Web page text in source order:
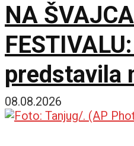
NA
predstavila
na 79.
08.08.2026